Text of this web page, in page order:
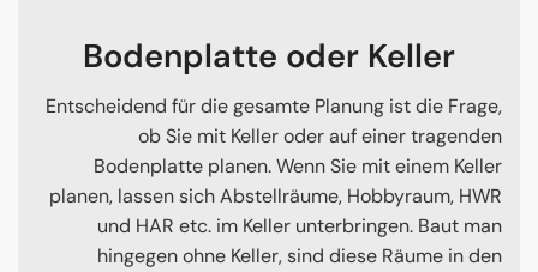
Bodenplatte oder Keller
Entscheidend für die gesamte Planung ist die Frage,
ob Sie mit Keller oder auf einer tragenden
Bodenplatte planen. Wenn Sie mit einem Keller
planen, lassen sich Abstellräume, Hobbyraum, HWR
und HAR etc. im Keller unterbringen. Baut man
hingegen ohne Keller, sind diese Räume in den